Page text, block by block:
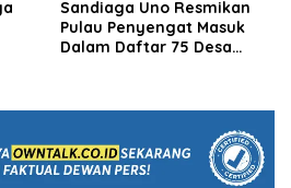
Sandiaga Uno Resmikan
Pulau Penyengat Masuk
Dalam Daftar 75 Desa